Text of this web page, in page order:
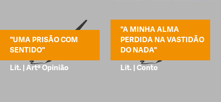
"UMA PRISÃO COM
SENTIDO"
Lit. | Artº Opinião
"A MINHA ALMA
PERDIDA NA VASTIDÃO
DO NADA"
Lit. | Conto